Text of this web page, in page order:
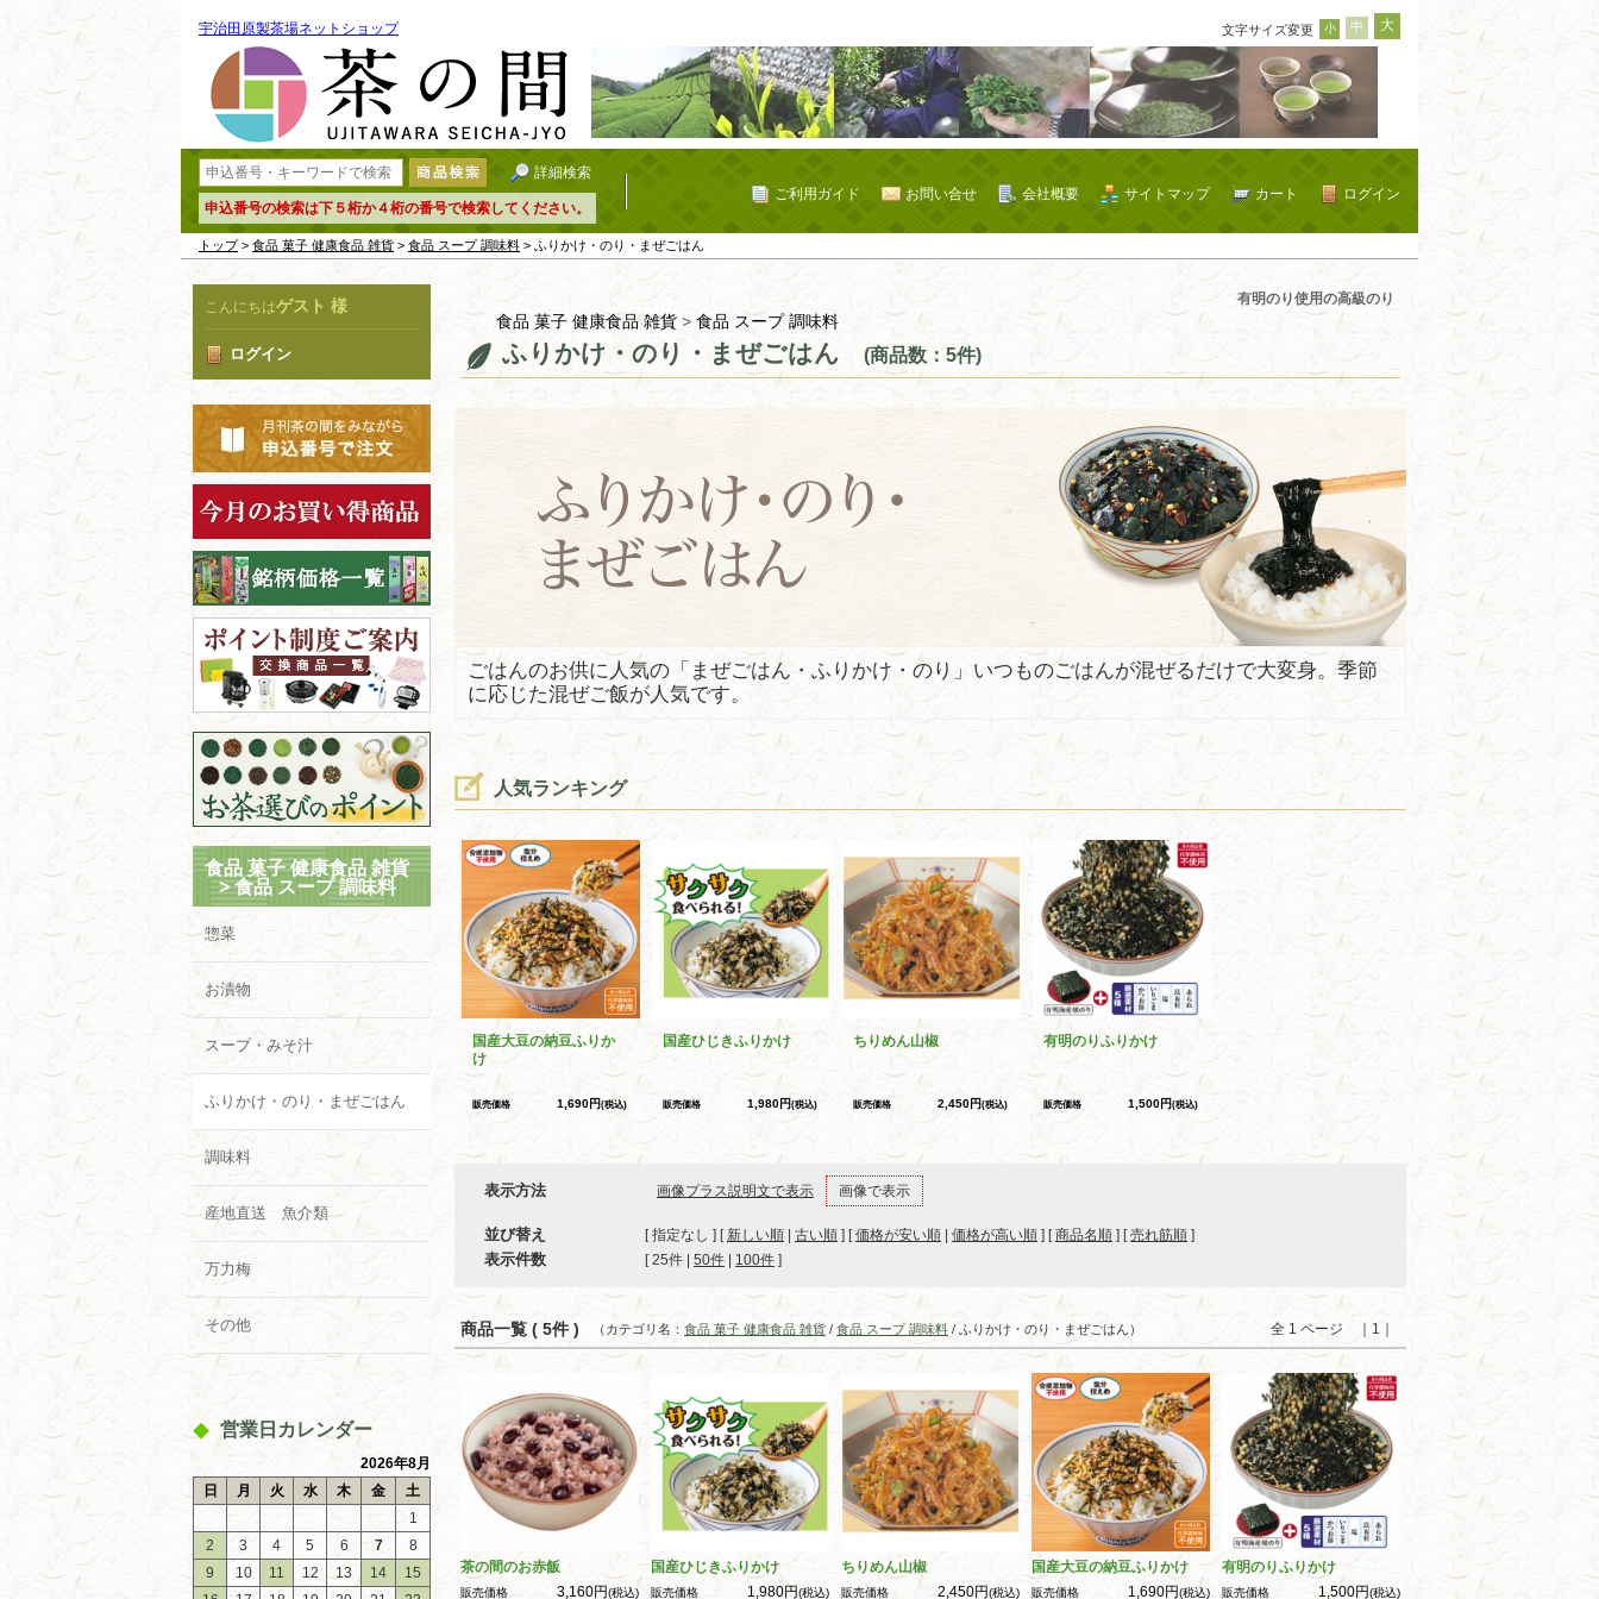
宇治田原製茶場ネットショップ 文字サイズ変更 小 中 大
詳細検索
申込番号の検索は下５桁か４桁の番号で検索してください。
ログイン
カート
サイトマップ
会社概要
お問い合せ
ご利用ガイド
トップ> 食品 菓子 健康食品 雑貨 > 食品 スープ 調味料 > ふりかけ・のり・まぜごはん
こんにちはゲスト 様
ログイン
食品 菓子 健康食品 雑貨
>食品 スープ 調味料
惣菜
お漬物
スープ・みそ汁
ふりかけ・のり・まぜごはん
調味料
産地直送 魚介類
万力梅
その他
営業日カレンダー
2026年8月
日
月 火 水 木 金
土
1
2
3 4 5 6 7
8
9
10 11 12 13 14
15
有明のり使用の高級のり
食品 菓子 健康食品 雑貨 > 食品 スープ 調味料
ふりかけ・のり・まぜごはん (商品数：5件)
ごはんのお供に人気の「まぜごはん・ふりかけ・のり」いつものごはんが混ぜるだけで大変身。季節
に応じた混ぜご飯が人気です。
人気ランキング
国産大豆の納豆ふりか
け
販売価格 1,690円(税込)
国産ひじきふりかけ
販売価格 1,980円(税込)
ちりめん山椒
販売価格 2,450円(税込)
有明のりふりかけ
販売価格 1,500円(税込)
表示方法 画像プラス説明文で表示 画像で表示
並び替え [ 指定なし ] [ 新しい順 古い順 ] [価格が安い順 価格が高い順 ] [商品名順 ] [売れ筋順 ]
表示件数 [ 25件 50件 100件 ]
商品一覧 ( 5件 ) 全 1 ページ ｜1｜
（カテゴリ名： 食品 菓子 健康食品 雑貨 / 食品 スープ 調味料 / ふりかけ・のり・まぜごはん）
茶の間のお赤飯
販売価格 3,160円(税込)
国産ひじきふりかけ
販売価格 1,980円(税込)
ちりめん山椒
販売価格 2,450円(税込)
国産大豆の納豆ふりかけ
販売価格 1,690円(税込)
有明のりふりかけ
販売価格 1,500円(税込)